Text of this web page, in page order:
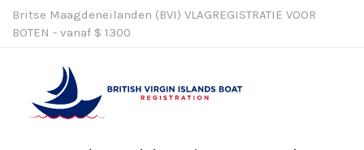
Britse Maagdeneilanden (BVI) VLAGREGISTRATIE VOOR
BOTEN - vanaf $ 1300